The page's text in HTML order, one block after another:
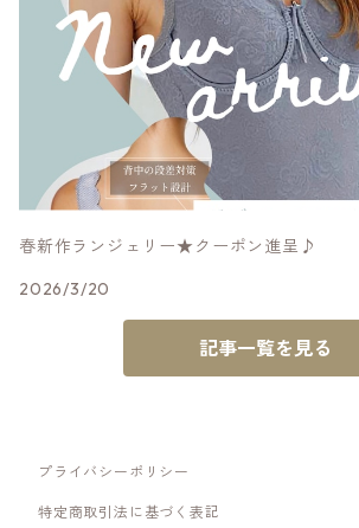
春新作ランジェリー★クーポン進呈♪
2026/3/20
記事一覧を見る
プライバシーポリシー
特定商取引法に基づく表記